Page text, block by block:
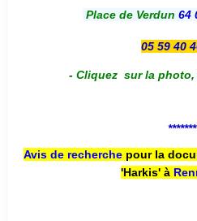
Place de Verdun 64
05 59 40
- Cliquez sur la photo,
*******
Avis de recherche pour la
'Harkis' à